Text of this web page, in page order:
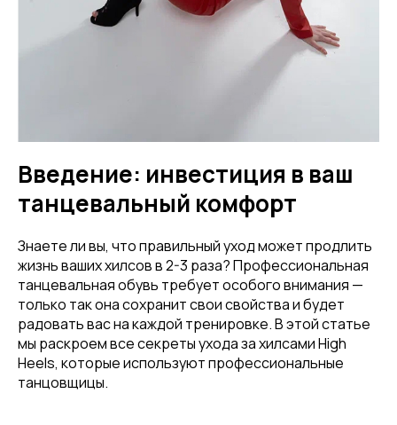
Введение: инвестиция в ваш
танцевальный комфорт
Знаете ли вы, что правильный уход может продлить
жизнь ваших хилсов в 2-3 раза? Профессиональная
танцевальная обувь требует особого внимания —
только так она сохранит свои свойства и будет
радовать вас на каждой тренировке. В этой статье
мы раскроем все секреты ухода за хилсами High
Heels, которые используют профессиональные
танцовщицы.